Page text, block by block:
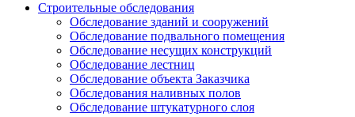
Строительные обследования
Обследование зданий и сооружений
Обследование подвального помещения
Обследование несущих конструкций
Обследование лестниц
Обследование объекта Заказчика
Обследования наливных полов
Обследование штукатурного слоя